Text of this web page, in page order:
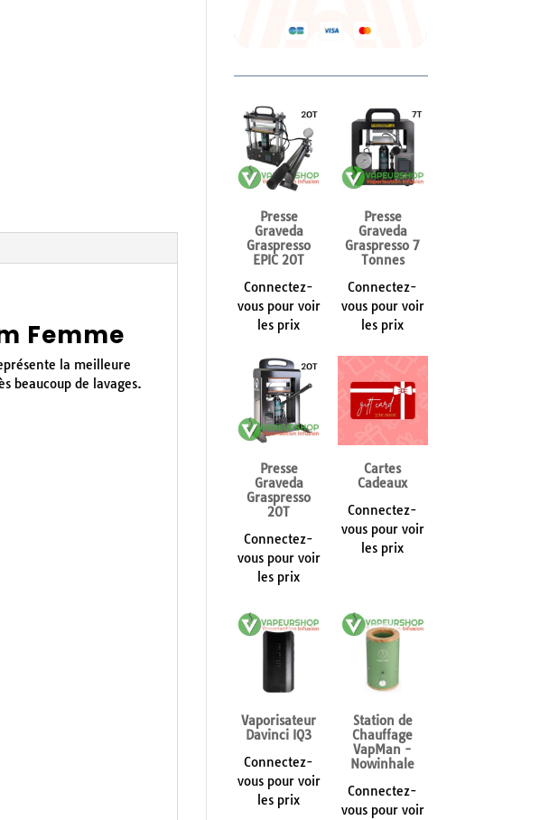
Femme
la meilleure
beaucoup de lavages.
Presse
Graveda
Graspresso
EPIC 20T
Connectez-
vous pour voir
les prix
Presse
Graveda
Graspresso 7
Tonnes
Connectez-
vous pour voir
les prix
Presse
Graveda
Graspresso
20T
Connectez-
vous pour voir
les prix
Cartes
Cadeaux
Connectez-
vous pour voir
les prix
Vaporisateur
Davinci IQ3
Connectez-
vous pour voir
les prix
Station de
Chauffage
VapMan -
Nowinhale
Connectez-
vous pour voir